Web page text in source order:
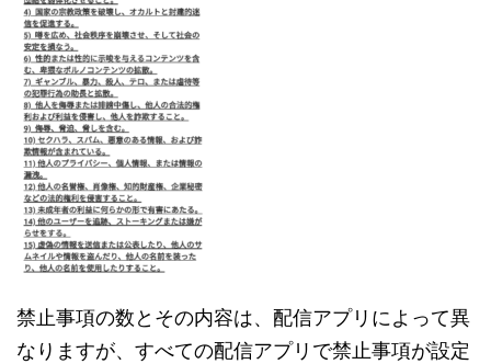
禁止事項の数とその内容は、配信アプリによって異
なりますが、すべての配信アプリで禁止事項が設定